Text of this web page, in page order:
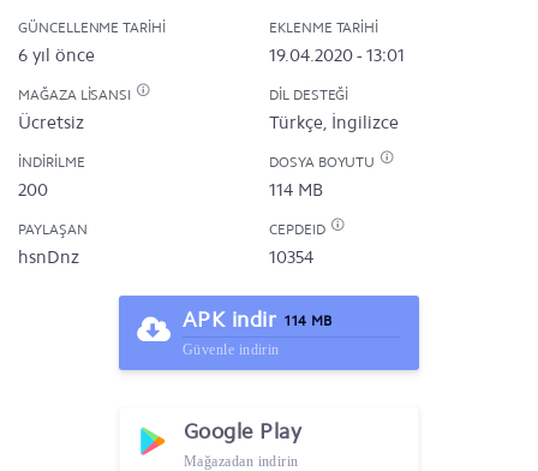
GÜNCELLENME TARIHI
6 yıl önce
EKLENME TARIHI
19.04.2020 - 13:01
MAĞAZA LISANSI
Ücretsiz
DIL DESTEĞI
Türkçe, İngilizce
İNDIRILME
200
DOSYA BOYUTU
114 MB
PAYLAŞAN
hsnDnz
CEPDEID
10354
APK indir 114 MB
Güvenle indirin
Google Play
Mağazadan indirin